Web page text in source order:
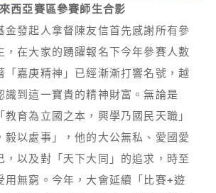
西亞賽區參賽師生合影
金發起人拿督陳友信首先感謝所有參
，在大家的踴躍報名下今年參賽人數
「嘉庚精神」已經漸漸打響名號，越
識到這一寶貴的精神財富。無論是
教育為立國之本，興學乃國民天職」
毅以處事」，他的大公無私、愛國愛
，以及對「天下大同」的追求，時至
用無窮。今年，大會延續「比賽+遊